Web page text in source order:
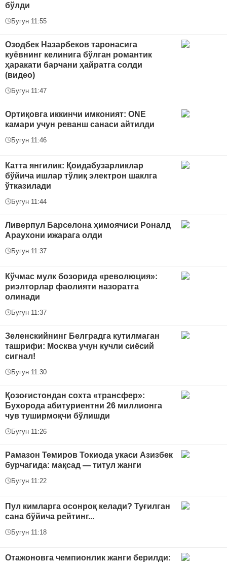
бўлди
Бугун 11:55
Озодбек Назарбеков таронасига
куёвнинг келинига бўлган романтик
ҳаракати барчани ҳайратга солди
(видео)
Бугун 11:47
Ортиқовга иккинчи имконият: ONE
камари учун реванш санаси айтилди
Бугун 11:46
Катта янгилик: Қоидабузарликлар
бўйича ишлар тўлиқ электрон шаклга
ўтказилади
Бугун 11:44
Ливерпул Барселона ҳимоячиси Роналд
Араухони ижарага олди
Бугун 11:37
Кўчмас мулк бозорида «революция»:
риэлторлар фаолияти назоратга
олинади
Бугун 11:37
Зеленскийнинг Белградга кутилмаган
ташрифи: Москва учун кучли сиёсий
сигнал!
Бугун 11:30
Қозоғистондан сохта «трансфер»:
Бухорода абитуриентни 26 миллионга
чув туширмоқчи бўлишди
Бугун 11:26
Рамазон Темиров Токиода укаси Азизбек
бурчагида: мақсад — титул жанги
Бугун 11:22
Пул кимларга осонроқ келади? Туғилган
сана бўйича рейтинг...
Бугун 11:18
Отажоновга чемпионлик жанги берилди: